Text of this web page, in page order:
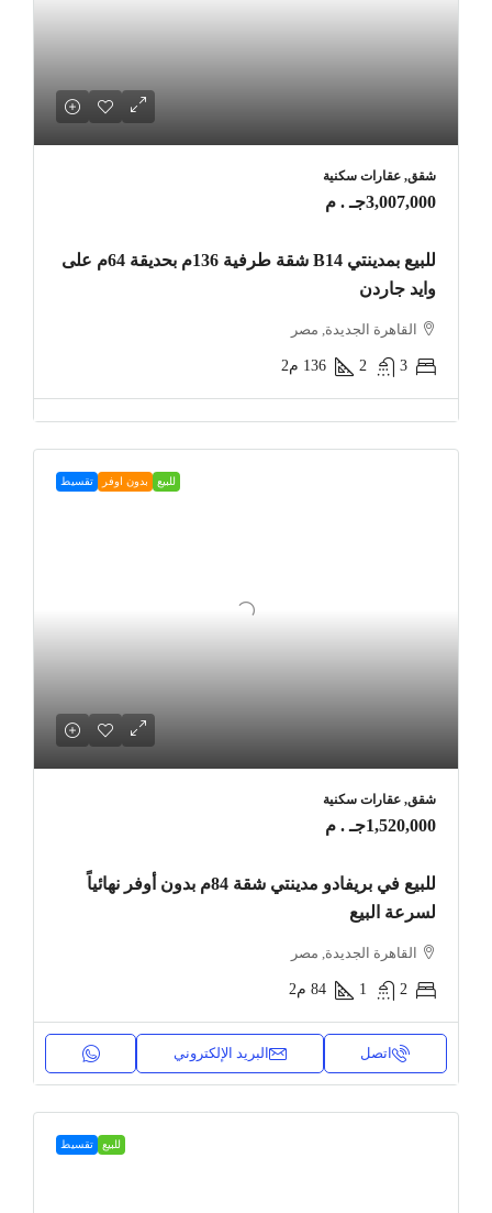
شقق, عقارات سكنية
3,007,000جـ . م
للبيع بمدينتي B14 شقة طرفية 136م بحديقة 64م على
وايد جاردن
القاهرة الجديدة, مصر
3
2
136 م2
للبيع بدون اوفر تقسيط
شقق, عقارات سكنية
1,520,000جـ . م
للبيع في بريفادو مدينتي شقة 84م بدون أوفر نهائياً
لسرعة البيع
القاهرة الجديدة, مصر
2
1
84 م2
اتصل البريد الإلكتروني
للبيع تقسيط